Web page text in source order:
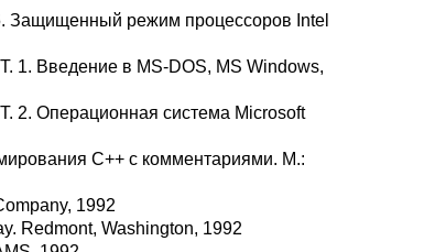
Защищенный режим процессоров Intel
1. Введение в MS-DOS, MS Windows,
2. Операционная система Microsoft
C++ с комментариями. М.:
1992
Redmont, Washington, 1992